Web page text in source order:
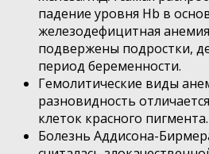
падение уровня Hb в
железодефицитная
подвержены подростки,
период беременности.
Гемолитические виды
разновидность
клеток красного пигмента.
Болезнь Аддисона-